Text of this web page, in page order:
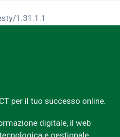
1.31.1.1
per il tuo successo online.
digitale, il web
e gestionale.